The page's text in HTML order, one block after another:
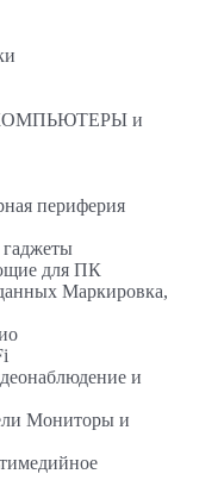
и
периферия
для ПК
Маркировка,
и
Мониторы и